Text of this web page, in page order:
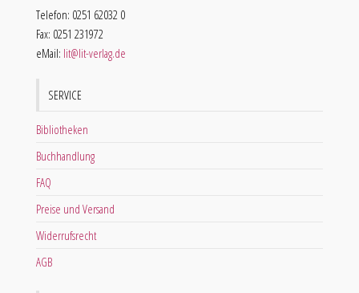
Telefon: 0251 62032 0
Fax: 0251 231972
eMail: lit@lit-verlag.de
SERVICE
Bibliotheken
Buchhandlung
FAQ
Preise und Versand
Widerrufsrecht
AGB